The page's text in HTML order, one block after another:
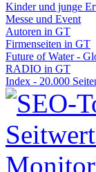
Kinder und junge
Messe und Event
Autoren in GT
Firmenseiten in GT
Future of Water -
RADIO in GT
Index - 20.000